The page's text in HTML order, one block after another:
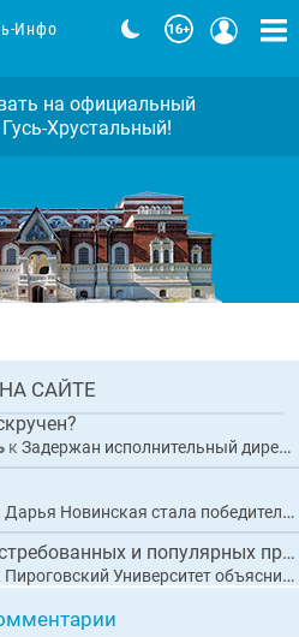
директор
по
на
Хрустальном
САЙТЕ
к Задержан исполнительный директор коммерческой организации по обвинению в покушении на мошенничество при выполнении работ по благоустройству набережной в Гусь-Хрустальном
Дарья Новинская стала победителем Кубка наций по боксу
Сахар — один из самых востребованных и популярных продуктов питания в мире.
Пироговский Университет объяснил, как сахар влияет на организм и приводит к диабету
Инфо
на официальный
Хрустальный!